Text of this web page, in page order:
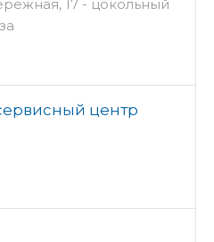
17 - цокольный
центр